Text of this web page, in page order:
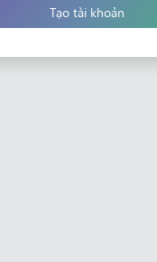
Tạo tài khoản